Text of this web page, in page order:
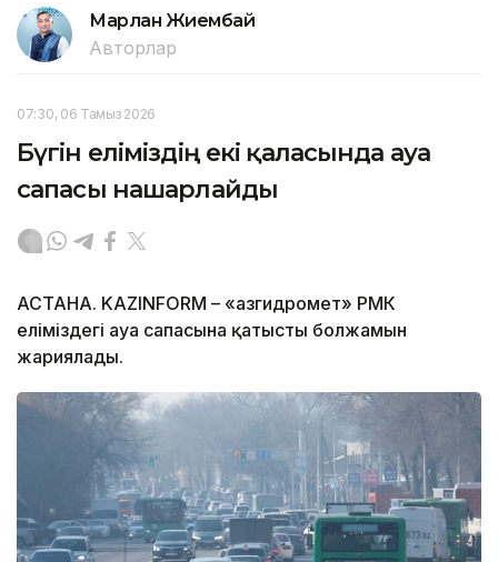
Марлан Жиембай
Авторлар
07:30, 06 Тамыз 2026
Бүгін еліміздің екі қаласында ауа
сапасы нашарлайды
АСТАНА. KAZINFORM – «Қазгидромет» РМК
еліміздегі ауа сапасына қатысты болжамын
жариялады.